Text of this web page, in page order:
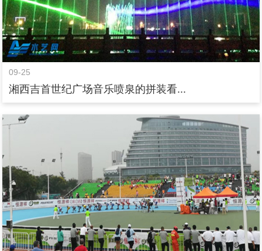
09-25
湘西吉首世纪广场音乐喷泉的拼装看...